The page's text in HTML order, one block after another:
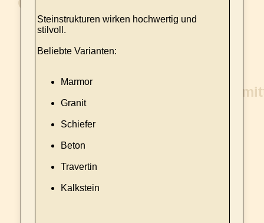
Steinstrukturen wirken hochwertig und
stilvoll.
Beliebte Varianten:
Marmor
Granit
Schiefer
Beton
Travertin
Kalkstein